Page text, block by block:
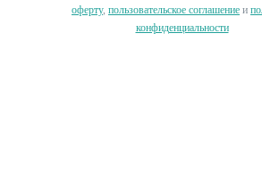
оферту, пользовательское соглашение и
конфиденциальности